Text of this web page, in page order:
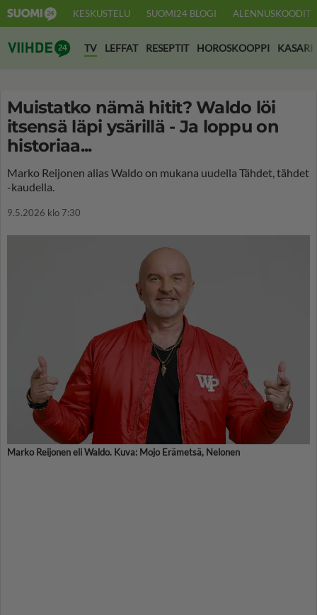
KESKUSTELU SUOMI24 BLOGI ALENNUSKOODIT
Suomi24 Viihde
TV LEFFAT RESEPTIT HOROSKOOPPI KASARI
Muistatko nämä hitit? Waldo löi
itsensä läpi ysärillä - Ja loppu on
historiaa...
Marko Reijonen alias Waldo on mukana uudella Tähdet, tähdet
-kaudella.
9.5.2026 klo 7:30
Marko Reijonen eli Waldo. Kuva: Mojo Erämetsä, Nelonen